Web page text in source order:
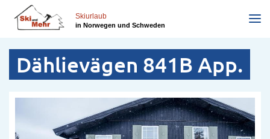
zum
Inhalt
Skiurlaub
in Norwegen und Schweden
Dählievägen 841B App.